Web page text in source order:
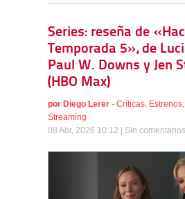
Series: reseña de
Temporada 5», de
Paul W. Downs y Jen
(HBO Max)
por Diego Lerer - Críticas, Estrenos,
Streaming
08 Abr, 2026 10:12 | Sin comentarios